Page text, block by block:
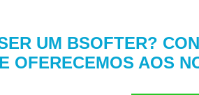
UM BSOFTER?
OFERECEMOS AOS